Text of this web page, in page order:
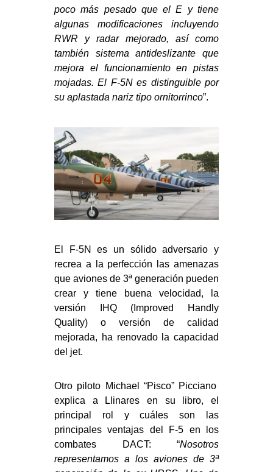
poco más pesado que el E y tiene
algunas modificaciones incluyendo
RWR y radar mejorado, así como
también sistema antideslizante que
mejora el funcionamiento en pistas
mojadas. El F-5N es distinguible por
su aplastada nariz tipo ornitorrinco”.
El F-5N es un sólido adversario y
recrea a la perfección las amenazas
que aviones de 3ª generación pueden
crear y tiene buena velocidad, la
versión IHQ (Improved Handly
Quality) o versión de calidad
mejorada, ha renovado la capacidad
del jet.
Otro piloto Michael “Pisco” Picciano
explica a Llinares en su libro, el
principal rol y cuáles son las
principales ventajas del F-5 en los
combates DACT: “Nosotros
representamos a los aviones de 3ª